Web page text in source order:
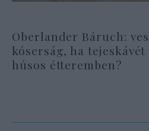
Oberlander Báruch:
kóserság, ha
húsos étteremben?